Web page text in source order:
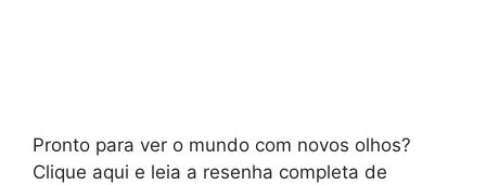
Pronto para ver o mundo com novos olhos?
Clique aqui e leia a resenha completa de